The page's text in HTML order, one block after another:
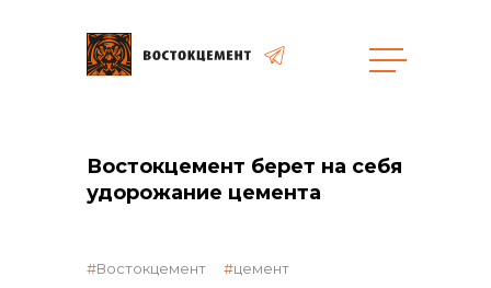
Закупки
общая информация
Востокцемент берет на себя
удорожание цемента
Востокцемент цемент